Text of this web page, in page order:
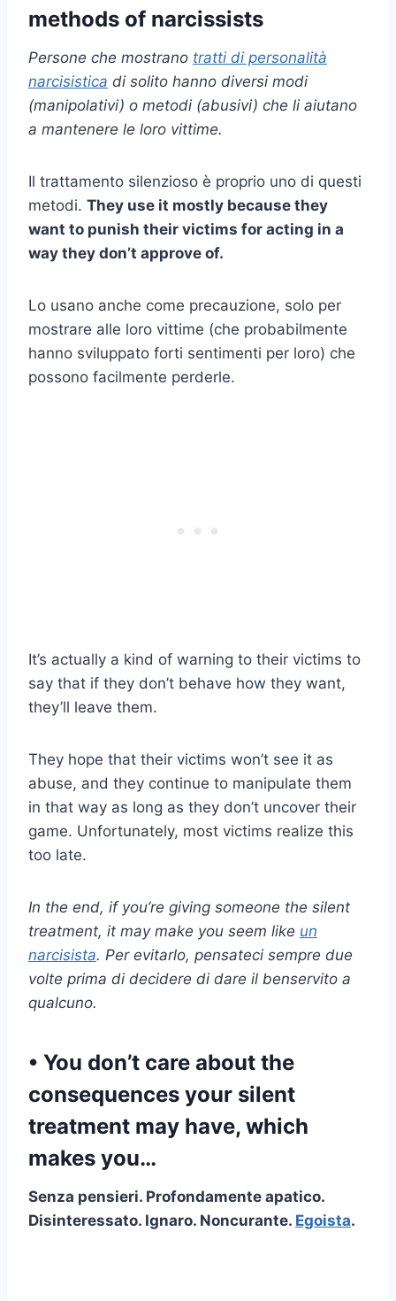
methods of narcissists
Persone che mostrano tratti di personalità
narcisistica di solito hanno diversi modi
(manipolativi) o metodi (abusivi) che li aiutano
a mantenere le loro vittime.
Il trattamento silenzioso è proprio uno di questi
metodi. They use it mostly because they
want to punish their victims for acting in a
way they don’t approve of.
Lo usano anche come precauzione, solo per
mostrare alle loro vittime (che probabilmente
hanno sviluppato forti sentimenti per loro) che
possono facilmente perderle.
It’s actually a kind of warning to their victims to
say that if they don’t behave how they want,
they’ll leave them.
They hope that their victims won’t see it as
abuse, and they continue to manipulate them
in that way as long as they don’t uncover their
game. Unfortunately, most victims realize this
too late.
In the end, if you’re giving someone the silent
treatment, it may make you seem like un
narcisista. Per evitarlo, pensateci sempre due
volte prima di decidere di dare il benservito a
qualcuno.
• You don’t care about the
consequences your silent
treatment may have, which
makes you…
Senza pensieri. Profondamente apatico.
Disinteressato. Ignaro. Noncurante. Egoista.